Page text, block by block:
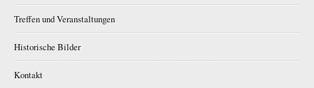
Treffen und Veranstaltungen
Historische Bilder
Kontakt